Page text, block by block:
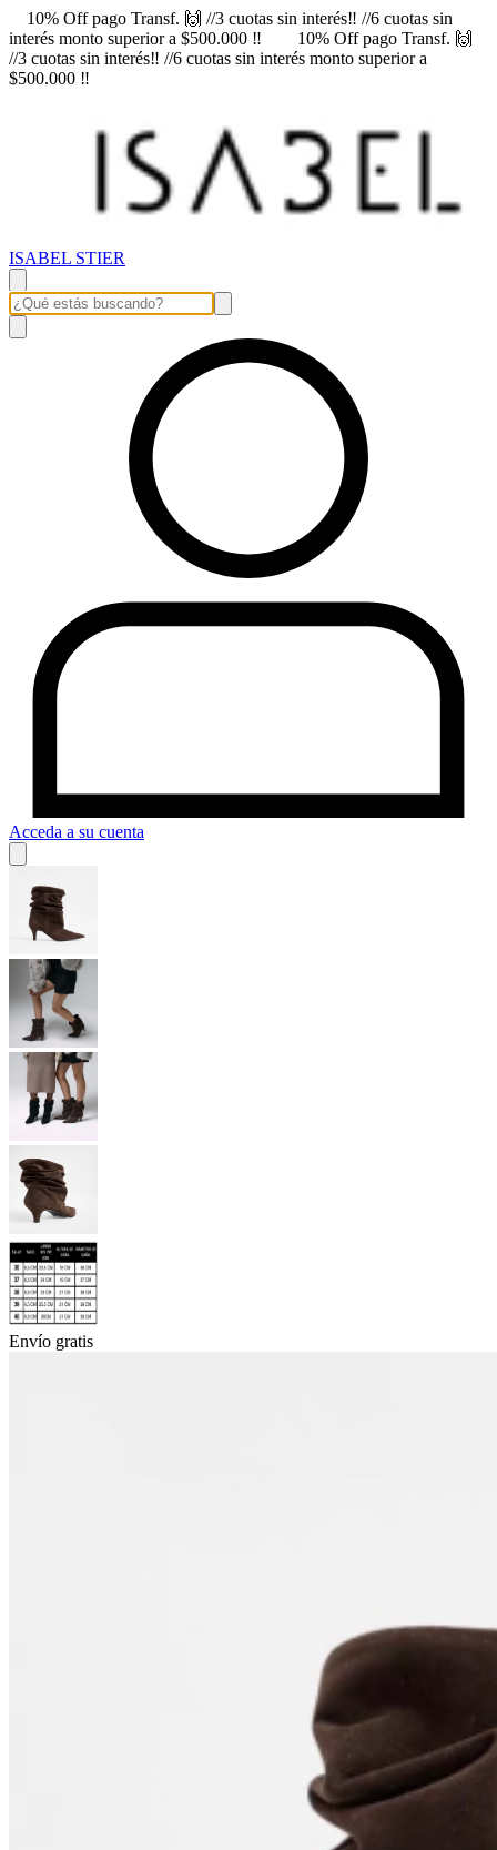
10% Off pago Transf. 🙌 //3 cuotas sin interés‼️ //6 cuotas sin
interés monto superior a $500.000 ‼️
10% Off pago Transf. 🙌
//3 cuotas sin interés‼️ //6 cuotas sin interés monto superior a
$500.000 ‼️
ISABEL STIER
Acceda a su cuenta
Envío gratis